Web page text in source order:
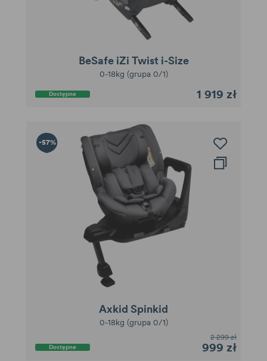
BeSafe iZi Twist i-Size
0-18kg (grupa 0/1)
Dostępne 1 919 zł
-57%
Axkid Spinkid
0-18kg (grupa 0/1)
Dostępne
2 299 zł
999 zł